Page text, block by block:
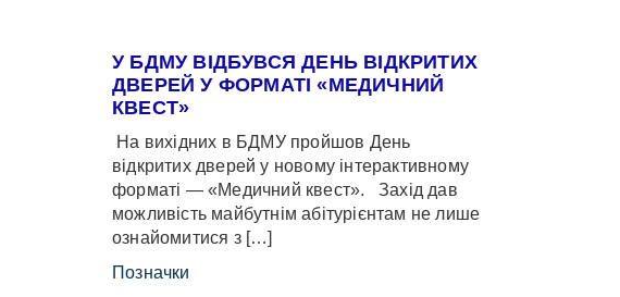
У БДМУ ВІДБУВСЯ ДЕНЬ ВІДКРИТИХ
ДВЕРЕЙ У ФОРМАТІ «МЕДИЧНИЙ
КВЕСТ»
На вихідних в БДМУ пройшов День
відкритих дверей у новому інтерактивному
форматі — «Медичний квест». Захід дав
можливість майбутнім абітурієнтам не лише
ознайомитися з […]
Позначки